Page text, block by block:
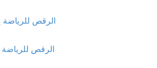
(الرقص للرياضة يناير 3
الرقص للرياضة يناير 2